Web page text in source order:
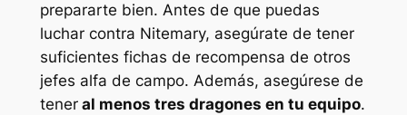
prepararte bien. Antes de que puedas
luchar contra Nitemary, asegúrate de tener
suficientes fichas de recompensa de otros
jefes alfa de campo. Además, asegúrese de
teneral menos tres dragones en tu equipo.